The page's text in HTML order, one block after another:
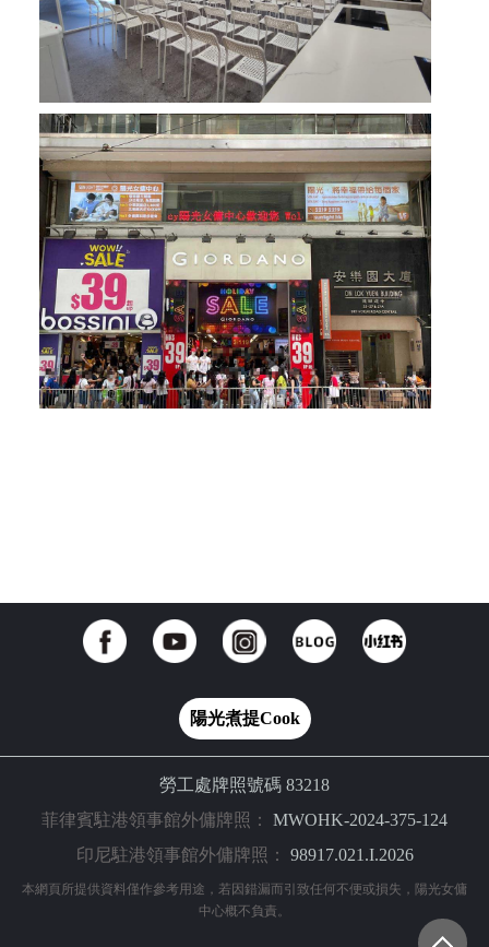
陽光煮提Cook
勞工處牌照號碼 83218
菲律賓駐港領事館外傭牌照： MWOHK-2024-375-124
印尼駐港領事館外傭牌照： 98917.021.I.2026
本網頁所提供資料僅作參考用途，若因錯漏而引致任何不便或損失，陽光女傭
中心概不負責。